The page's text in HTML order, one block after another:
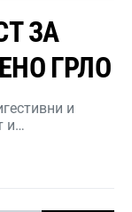
ЗА
ГРЛО
и
и…